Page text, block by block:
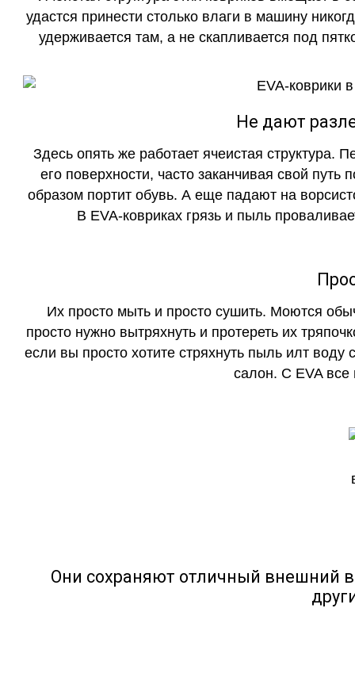
удастся принести столько влаги в машину
удерживается там, а не скапливается под
Не дают
Здесь опять же работает ячеистая структура.
его поверхности, часто заканчивая свой
образом портит обувь. А еще падают на
В EVA-ковриках грязь и пыль
Их просто мыть и просто сушить. Моются
просто нужно вытряхнуть и протереть их
если вы просто хотите стряхнуть пыль илт воду
салон. С EVA все
Они сохраняют отличный внешний